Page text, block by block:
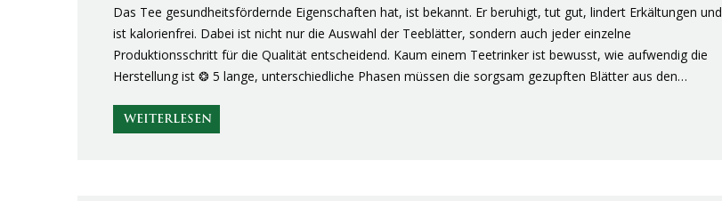
Das Tee gesundheitsfördernde Eigenschaften hat, ist bekannt. Er beruhigt, tut gut, lindert Erkältungen und
ist kalorienfrei. Dabei ist nicht nur die Auswahl der Teeblätter, sondern auch jeder einzelne
Produktionsschritt für die Qualität entscheidend. Kaum einem Teetrinker ist bewusst, wie aufwendig die
Herstellung ist ❂ 5 lange, unterschiedliche Phasen müssen die sorgsam gezupften Blätter aus den…
WEITERLESEN